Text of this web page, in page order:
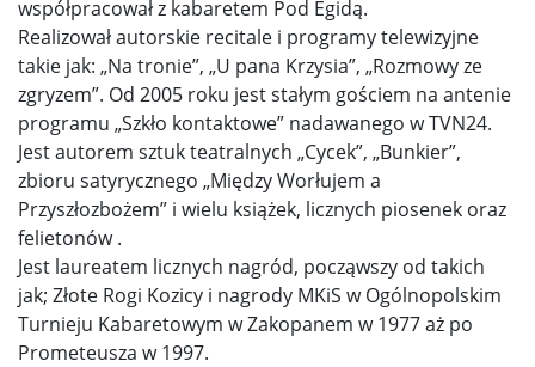
współpracował z kabaretem Pod Egidą.
Realizował autorskie recitale i programy telewizyjne
takie jak: „Na tronie”, „U pana Krzysia”, „Rozmowy ze
zgryzem”. Od 2005 roku jest stałym gościem na antenie
programu „Szkło kontaktowe” nadawanego w TVN24.
Jest autorem sztuk teatralnych „Cycek”, „Bunkier”,
zbioru satyrycznego „Między Worłujem a
Przyszłozbożem” i wielu książek, licznych piosenek oraz
felietonów .
Jest laureatem licznych nagród, począwszy od takich
jak; Złote Rogi Kozicy i nagrody MKiS w Ogólnopolskim
Turnieju Kabaretowym w Zakopanem w 1977 aż po
Prometeusza w 1997.